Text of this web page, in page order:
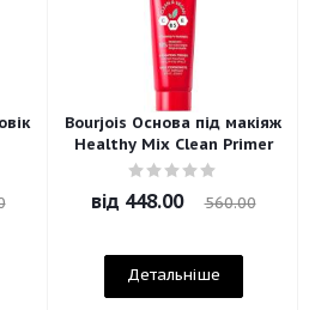
Bourjois Основа під макіяж
Healthy Mix Clean Primer
від 448.00 560.00
Детальніше